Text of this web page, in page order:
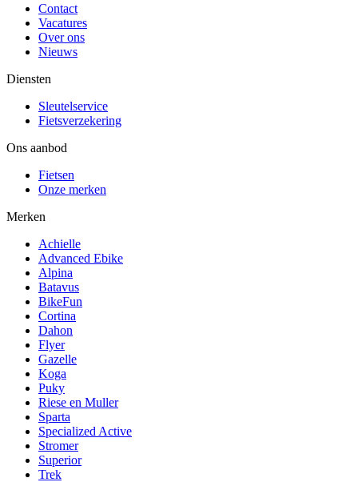
Contact
Vacatures
Over ons
Nieuws
Diensten
Sleutelservice
Fietsverzekering
Ons aanbod
Fietsen
Onze merken
Merken
Achielle
Advanced Ebike
Alpina
Batavus
BikeFun
Cortina
Dahon
Flyer
Gazelle
Koga
Puky
Riese en Muller
Sparta
Specialized Active
Stromer
Superior
Trek